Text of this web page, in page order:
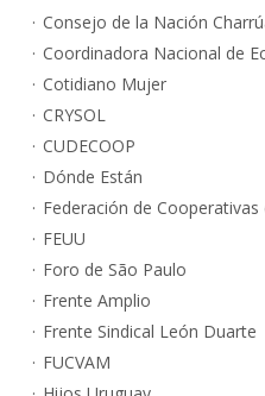
Consejo de la Nación
Coordinadora Nacional de
Cotidiano Mujer
CRYSOL
CUDECOOP
Dónde Están
Federación de
FEUU
Foro de São Paulo
Frente Amplio
Frente Sindical León Duarte
FUCVAM